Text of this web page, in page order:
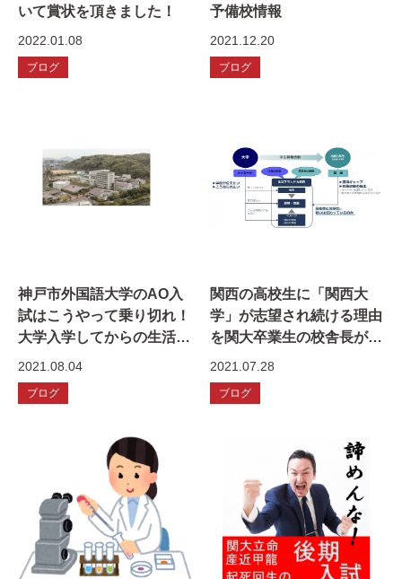
いて賞状を頂きました！
2022.01.08
ブログ
予備校情報
2021.12.20
ブログ
神戸市外国語大学のAO入
試はこうやって乗り切れ！
大学入学してからの生活
は？
2021.08.04
ブログ
関西の高校生に「関西大
学」が志望され続ける理由
を関大卒業生の校舎長が考
えた。
2021.07.28
ブログ